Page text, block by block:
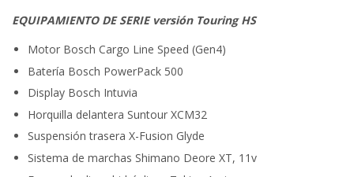
EQUIPAMIENTO DE SERIE versión Touring HS
Motor Bosch Cargo Line Speed (Gen4)
Batería Bosch PowerPack 500
Display Bosch Intuvia
Horquilla delantera Suntour XCM32
Suspensión trasera X-Fusion Glyde
Sistema de marchas Shimano Deore XT, 11v